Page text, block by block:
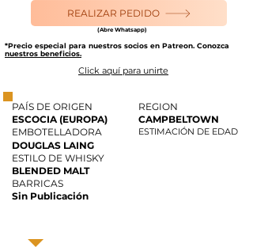
REALIZAR PEDIDO
(Abre Whatsapp)
*Precio especial para nuestros socios en Patreon. Conozca
nuestros beneficios.
Click aquí para unirte
PAÍS DE ORIGEN
ESCOCIA (EUROPA)
EMBOTELLADORA
DOUGLAS LAING
REGION
CAMPBELTOWN
ESTIMACIÓN DE EDAD
ESTILO DE WHISKY
BLENDED MALT
BARRICAS
Sin Publicación